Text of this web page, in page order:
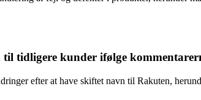
tidligere kunder ifølge
efter at have skiftet navn til Rakuten,